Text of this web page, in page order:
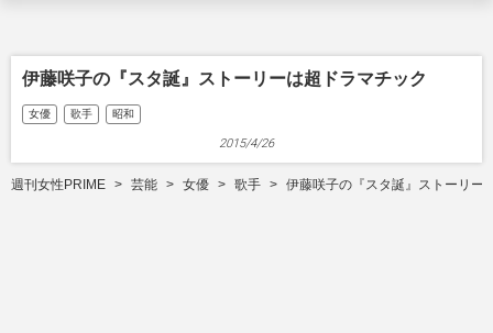
伊藤咲子の『スタ誕』ストーリーは超ドラマチック
女優 歌手 昭和
2015/4/26
週刊女性PRIME 芸能 女優 歌手 伊藤咲子の『スタ誕』ストーリー